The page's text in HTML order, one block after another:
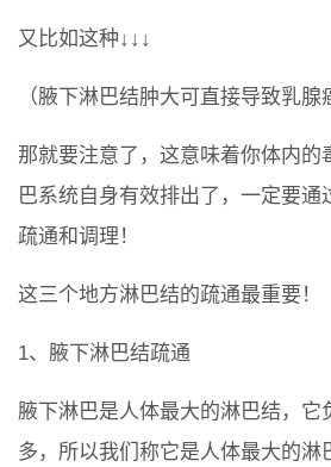
又比如这种↓↓↓
（腋下淋巴结肿大可直接导致乳腺
那就要注意了，这意味着你体内的
巴系统自身有效排出了，一定要通
疏通和调理！
这三个地方淋巴结的疏通最重要！
1、腋下淋巴结疏通
腋下淋巴是人体最大的淋巴结，它
多，所以我们称它是人体最大的淋